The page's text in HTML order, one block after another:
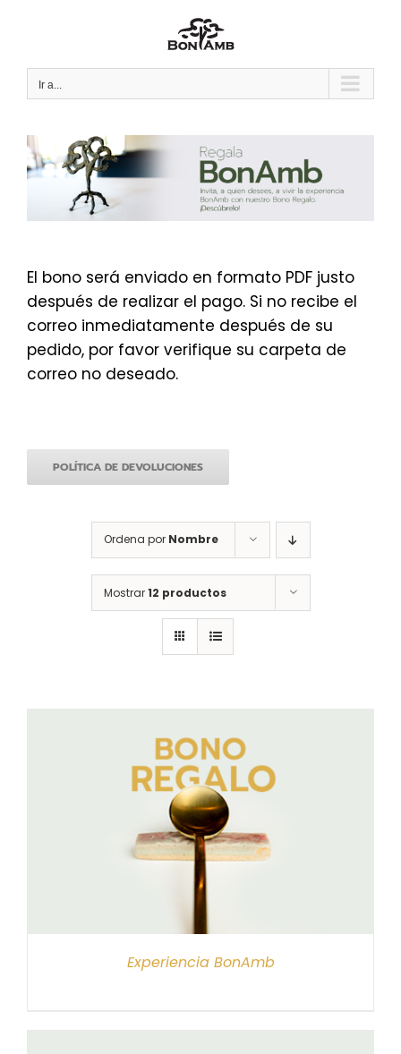
Ir a...
El bono será enviado en formato PDF justo
después de realizar el pago. Si no recibe el
correo inmediatamente después de su
pedido, por favor verifique su carpeta de
correo no deseado.
POLÍTICA DE DEVOLUCIONES
Ordena por Nombre
Mostrar12 productos
Experiencia BonAmb